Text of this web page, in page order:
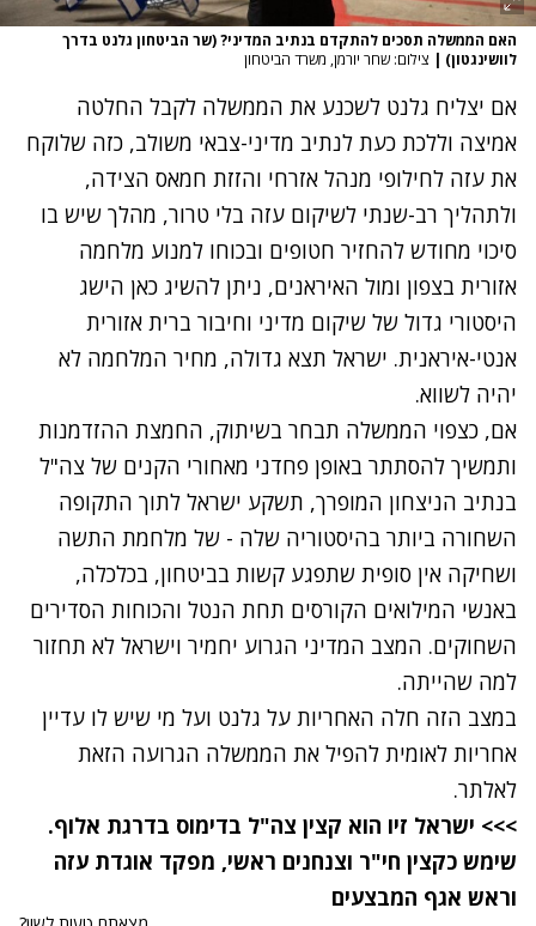
האם הממשלה תסכים להתקדם בנתיב המדיני? (שר הביטחון גלנט בדרך
לוושינגטון) | צילום: שחר יורמן, משרד הביטחון
אם יצליח גלנט לשכנע את הממשלה לקבל החלטה
אמיצה וללכת כעת לנתיב מדיני-צבאי משולב, כזה שלוקח
את עזה לחילופי מנהל אזרחי והזזת חמאס הצידה,
ולתהליך רב-שנתי לשיקום עזה בלי טרור, מהלך שיש בו
סיכוי מחודש להחזיר חטופים ובכוחו למנוע מלחמה
אזורית בצפון ומול האיראנים, ניתן להשיג כאן הישג
היסטורי גדול של שיקום מדיני וחיבור ברית אזורית
אנטי-איראנית. ישראל תצא גדולה, מחיר המלחמה לא
יהיה לשווא.
אם, כצפוי הממשלה תבחר בשיתוק, החמצת ההזדמנות
ותמשיך להסתתר באופן פחדני מאחורי הקנים של צה"ל
בנתיב הניצחון המופרך, תשקע ישראל לתוך התקופה
השחורה ביותר בהיסטוריה שלה - של מלחמת התשה
ושחיקה אין סופית שתפגע קשות בביטחון, בכלכלה,
באנשי המילואים הקורסים תחת הנטל והכוחות הסדירים
השחוקים. המצב המדיני הגרוע יחמיר וישראל לא תחזור
למה שהייתה.
במצב הזה חלה האחריות על גלנט ועל מי שיש לו עדיין
אחריות לאומית להפיל את הממשלה הגרועה הזאת
לאלתר.
>>> ישראל זיו הוא קצין צה"ל בדימוס בדרגת אלוף.
שימש כקצין חי"ר וצנחנים ראשי, מפקד אוגדת עזה
וראש אגף המבצעים